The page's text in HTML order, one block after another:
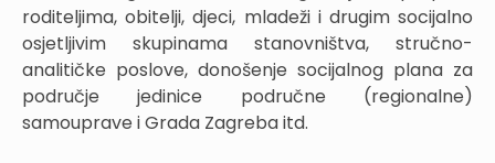
roditeljima, obitelji, djeci, mladeži i drugim socijalno
osjetljivim skupinama stanovništva, stručno-
analitičke poslove, donošenje socijalnog plana za
područje jedinice područne (regionalne)
samouprave i Grada Zagreba itd.